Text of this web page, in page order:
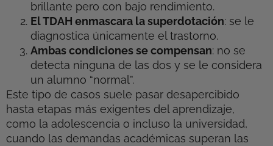
brillante pero con bajo rendimiento.
El TDAH enmascara la superdotación: se le
diagnostica únicamente el trastorno.
Ambas condiciones se compensan: no se
detecta ninguna de las dos y se le considera
un alumno “normal”.
Este tipo de casos suele pasar desapercibido
hasta etapas más exigentes del aprendizaje,
como la adolescencia o incluso la universidad,
cuando las demandas académicas superan las